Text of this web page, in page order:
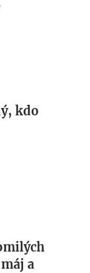
kdo
a